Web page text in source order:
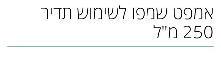
אמפט שמפו לשימוש תדיר
250 מ"ל